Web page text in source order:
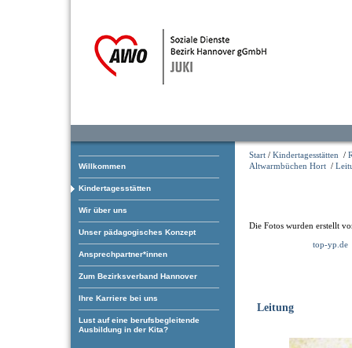
Willkommen
Kindertagesstätten
Wir über uns
Unser pädagogisches Konzept
Ansprechpartner*innen
Zum Bezirksverband Hannover
Ihre Karriere bei uns
Lust auf eine berufsbegleitende
Ausbildung in der Kita?
Start / Kindertagesstätten /
Altwarmbüchen Hort /
Die Fotos wurden erstellt
top-yp.de
Leitung